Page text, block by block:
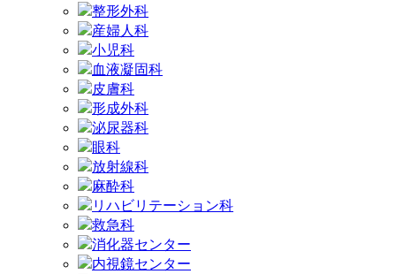
整形外科
産婦人科
小児科
血液凝固科
皮膚科
形成外科
泌尿器科
眼科
放射線科
麻酔科
リハビリテーション科
救急科
消化器センター
内視鏡センター